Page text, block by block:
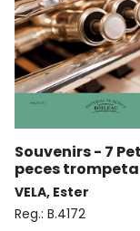
Souvenirs - 7
peces
VELA, Ester
Reg.: B.4172